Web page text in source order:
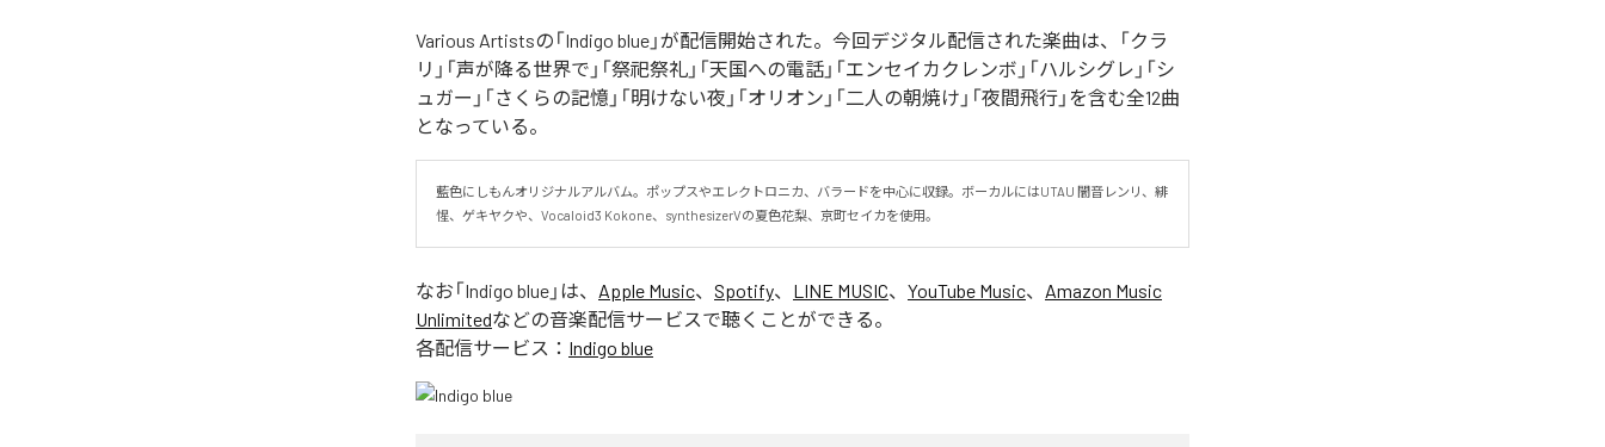
Various Artistsの「Indigo blue」が配信開始された。今回デジタル配信された楽曲は、「クラ
リ」「声が降る世界で」「祭祀祭礼」「天国への電話」「エンセイカクレンボ」「ハルシグレ」「シ
ュガー」「さくらの記憶」「明けない夜」「オリオン」「二人の朝焼け」「夜間飛行」を含む全12曲
となっている。
藍色にしもんオリジナルアルバム。ポップスやエレクトロニカ、バラードを中心に収録。ボーカルにはUTAU 闇音レンリ、緋
惺、ゲキヤクや、Vocaloid3 Kokone、synthesizerVの夏色花梨、京町セイカを使用。
なお「Indigo blue 」は、 Apple Music、 Spotify、 LINE MUSIC、 YouTube Music、 Amazon Music
Unlimitedなどの音楽配信サービスで聴くことができる。
各配信サービス： Indigo blue